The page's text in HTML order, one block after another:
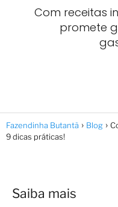
Com receitas
promete
Fazendinha Butantã Blog
9 dicas práticas!
Saiba mais